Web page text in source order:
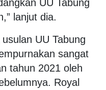
UU Tabung
lanjut dia.
UU Tabung
sangat
tahun 2021 oleh
Royal